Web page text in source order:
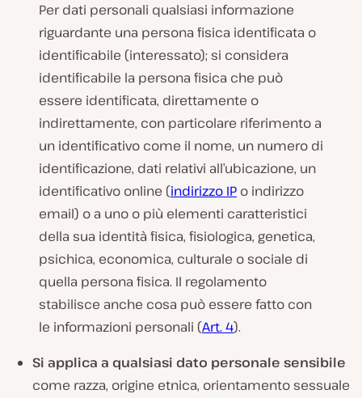
Per dati personali qualsiasi informazione
riguardante una persona fisica identificata o
identificabile (interessato); si considera
identificabile la persona fisica che può
essere identificata, direttamente o
indirettamente, con particolare riferimento a
un identificativo come il nome, un numero di
identificazione, dati relativi all’ubicazione, un
identificativo online (indirizzo IP o indirizzo
email) o a uno o più elementi caratteristici
della sua identità fisica, fisiologica, genetica,
psichica, economica, culturale o sociale di
quella persona fisica. Il regolamento
stabilisce anche cosa può essere fatto con
le informazioni personali (Art. 4).
Si applica a qualsiasi dato personale sensibile
come razza, origine etnica, orientamento sessuale